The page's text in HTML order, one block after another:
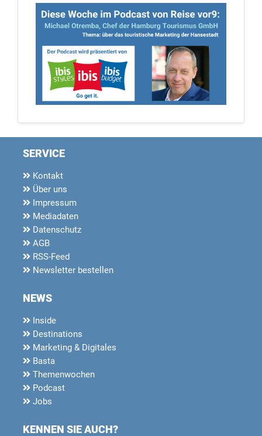
SERVICE
Kontakt
Über uns
Impressum
Mediadaten
Datenschutz
AGB
RSS-Feed
Newsletter bestellen
NEWS
Inside
Destinations
Marketing & Digitales
Basta
Themenwochen
Podcast
Jobs
KENNEN SIE AUCH?